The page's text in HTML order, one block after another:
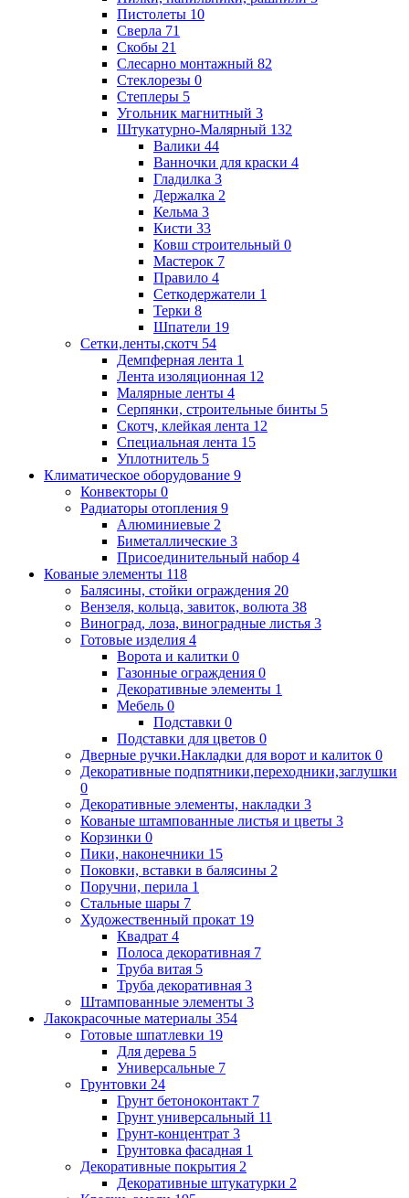
Пистолеты 10
Сверла 71
Скобы 21
Слесарно монтажный 82
Стеклорезы 0
Степлеры 5
Угольник магнитный 3
Штукатурно-Малярный 132
Валики 44
Ванночки для краски 4
Гладилка 3
Держалка 2
Кельма 3
Кисти 33
Ковш строительный 0
Мастерок 7
Правило 4
Сеткодержатели 1
Терки 8
Шпатели 19
Сетки,ленты,скотч 54
Демпферная лента 1
Лента изоляционная 12
Малярные ленты 4
Серпянки, строительные бинты 5
Скотч, клейкая лента 12
Специальная лента 15
Уплотнитель 5
Климатическое оборудование 9
Конвекторы 0
Радиаторы отопления 9
Алюминиевые 2
Биметаллические 3
Присоединительный набор 4
Кованые элементы 118
Балясины, стойки ограждения 20
Вензеля, кольца, завиток, волюта 38
Виноград, лоза, виноградные листья 3
Готовые изделия 4
Ворота и калитки 0
Газонные ограждения 0
Декоративные элементы 1
Мебель 0
Подставки 0
Подставки для цветов 0
Дверные ручки.Накладки для ворот и калиток 0
Декоративные подпятники,переходники,заглушки
0
Декоративные элементы, накладки 3
Кованые штампованные листья и цветы 3
Корзинки 0
Пики, наконечники 15
Поковки, вставки в балясины 2
Поручни, перила 1
Стальные шары 7
Художественный прокат 19
Квадрат 4
Полоса декоративная 7
Труба витая 5
Труба декоративная 3
Штампованные элементы 3
Лакокрасочные материалы 354
Готовые шпатлевки 19
Для дерева 5
Универсальные 7
Грунтовки 24
Грунт бетоноконтакт 7
Грунт универсальный 11
Грунт-концентрат 3
Грунтовка фасадная 1
Декоративные покрытия 2
Декоративные штукатурки 2